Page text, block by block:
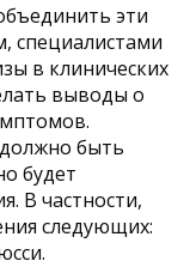
эти
специалистами
в клинических
выводы о
быть
будет
В частности,
следующих: